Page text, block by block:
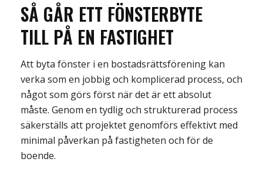
SÅ GÅR ETT FÖNSTERBYTE
TILL PÅ EN FASTIGHET
Att byta fönster i en bostadsrättsförening kan
verka som en jobbig och komplicerad process, och
något som görs först när det är ett absolut
måste. Genom en tydlig och strukturerad process
säkerställs att projektet genomförs effektivt med
minimal påverkan på fastigheten och för de
boende.